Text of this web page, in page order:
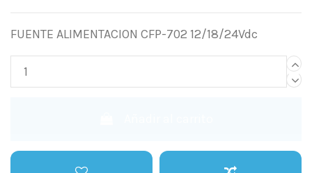
FUENTE ALIMENTACION CFP-702 12/18/24Vdc